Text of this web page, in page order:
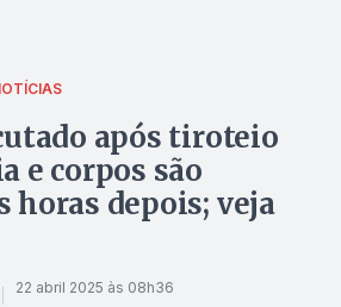
após tiroteio
e corpos são
horas depois; veja
22 abril 2025 às 08h36